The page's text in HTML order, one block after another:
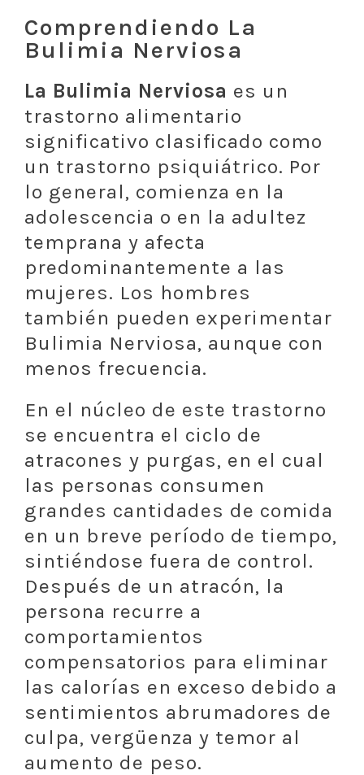
Comprendiendo La
Bulimia Nerviosa
La Bulimia Nerviosa es un
trastorno alimentario
significativo clasificado como
un trastorno psiquiátrico. Por
lo general, comienza en la
adolescencia o en la adultez
temprana y afecta
predominantemente a las
mujeres. Los hombres
también pueden experimentar
Bulimia Nerviosa, aunque con
menos frecuencia.
En el núcleo de este trastorno
se encuentra el ciclo de
atracones y purgas, en el cual
las personas consumen
grandes cantidades de comida
en un breve período de tiempo,
sintiéndose fuera de control.
Después de un atracón, la
persona recurre a
comportamientos
compensatorios para eliminar
las calorías en exceso debido a
sentimientos abrumadores de
culpa, vergüenza y temor al
aumento de peso.